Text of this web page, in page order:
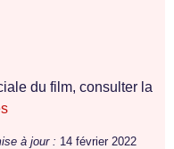
du film, consulter la
à jour : 14 février 2022